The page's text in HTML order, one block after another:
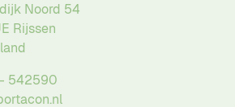
Noord 54
Rijssen
542590